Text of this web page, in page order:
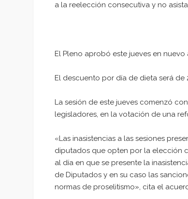
a la reelección consecutiva y no
El Pleno aprobó este jueves en
El descuento por día de dieta será de
La sesión de este jueves comenzó
legisladores, en la votación de una
«Las inasistencias a las sesiones
diputados que opten por la elección
al día en que se presente la
de Diputados y en su caso las
normas de proselitismo», cita el